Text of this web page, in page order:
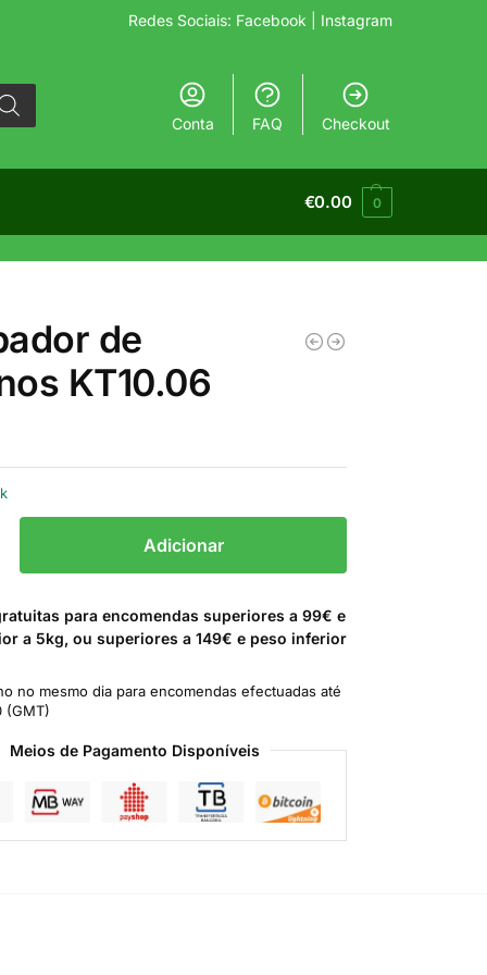
Redes Sociais: Facebook | Instagram
Conta FAQ Checkout
€0.00 0
de
KT10.06
Adicionar
para encomendas superiores a 99€ e
a 5kg, ou superiores a 149€ e peso inferior
no mesmo dia para encomendas efectuadas até
(GMT)
Meios de Pagamento Disponíveis